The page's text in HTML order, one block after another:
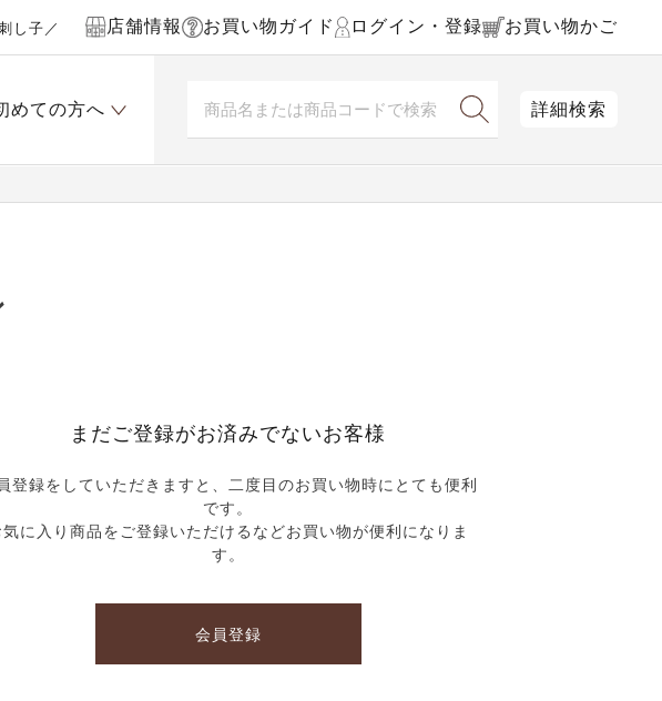
し子／ 店舗情報 お買い物ガイド ログイン・登録 お買い物かご
めての方へ 詳細検索
まだご登録がお済みでないお客様
登録をしていただきますと、二度目のお買い物時にとても便利
です。
気に入り商品をご登録いただけるなどお買い物が便利になりま
す。
会員登録